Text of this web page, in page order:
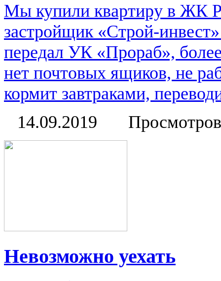
Мы купили квартиру в ЖК
застройщик «Строй-
передал УК «Прораб»,
нет почтовых ящиков, не
кормит завтраками,
14.09.2019
Невозможно уехать